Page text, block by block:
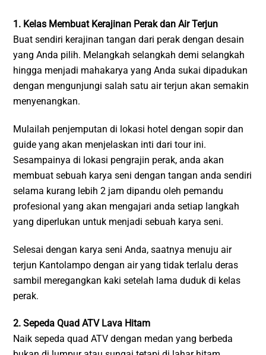
1. Kelas Membuat Kerajinan Perak dan Air Terjun
Buat sendiri kerajinan tangan dari perak dengan desain
yang Anda pilih. Melangkah selangkah demi selangkah
hingga menjadi mahakarya yang Anda sukai dipadukan
dengan mengunjungi salah satu air terjun akan semakin
menyenangkan.
Mulailah penjemputan di lokasi hotel dengan sopir dan
guide yang akan menjelaskan inti dari tour ini.
Sesampainya di lokasi pengrajin perak, anda akan
membuat sebuah karya seni dengan tangan anda sendiri
selama kurang lebih 2 jam dipandu oleh pemandu
profesional yang akan mengajari anda setiap langkah
yang diperlukan untuk menjadi sebuah karya seni.
Selesai dengan karya seni Anda, saatnya menuju air
terjun Kantolampo dengan air yang tidak terlalu deras
sambil meregangkan kaki setelah lama duduk di kelas
perak.
2. Sepeda Quad ATV Lava Hitam
Naik sepeda quad ATV dengan medan yang berbeda